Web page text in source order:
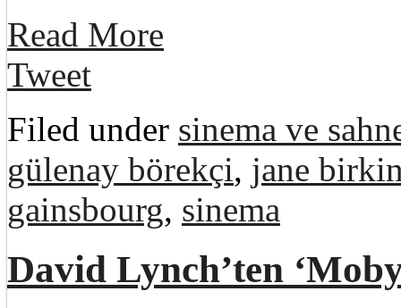
Read More
Tweet
Filed under sinema ve
gülenay börekçi, jane
gainsbourg, sinema
David Lynch’ten